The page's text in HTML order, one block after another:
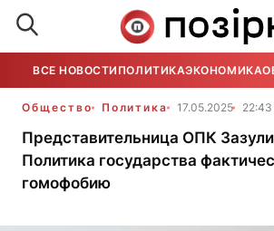
ВСЕ НОВОСТИ ПОЛИТИКАЭКОНОМИКА
Общество Политика 17.05.2025 22:43
Представительница ОПК
Политика государства
гомофобию